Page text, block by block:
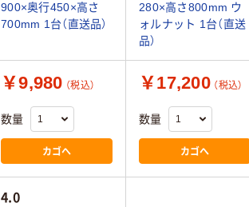
900×奥行450×高さ
700mm 1台（直送品）
280×高さ800mm ウ
ォルナット 1台（直送
品）
￥9,980 （税込）
数量
カゴへ
￥17,200 （税込）
数量
カゴへ
4.0